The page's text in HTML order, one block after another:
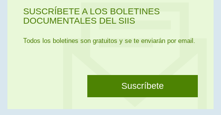
SUSCRÍBETE A LOS BOLETINES
DOCUMENTALES DEL SIIS
Todos los boletines son gratuitos y se te enviarán por email.
Suscríbete